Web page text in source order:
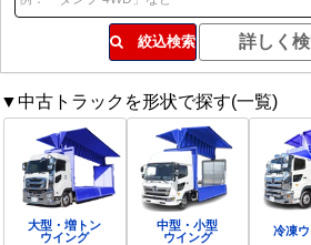
絞込検索
▼中古トラックを形状で探す(一覧)
大型・増トン
ウイング
中型・小型
ウイング
冷凍